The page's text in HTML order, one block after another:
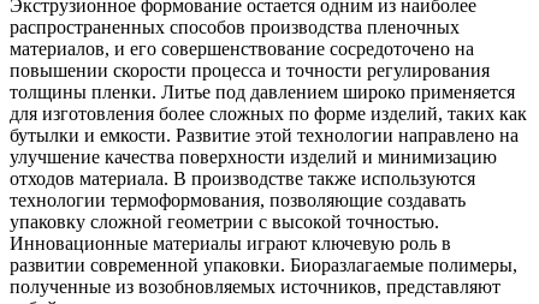
Экструзионное формование остается одним из наиболее
распространенных способов производства пленочных
материалов, и его совершенствование сосредоточено на
повышении скорости процесса и точности регулирования
толщины пленки. Литье под давлением широко применяется
для изготовления более сложных по форме изделий, таких как
бутылки и емкости. Развитие этой технологии направлено на
улучшение качества поверхности изделий и минимизацию
отходов материала. В производстве также используются
технологии термоформования, позволяющие создавать
упаковку сложной геометрии с высокой точностью.
Инновационные материалы играют ключевую роль в
развитии современной упаковки. Биоразлагаемые полимеры,
полученные из возобновляемых источников, представляют